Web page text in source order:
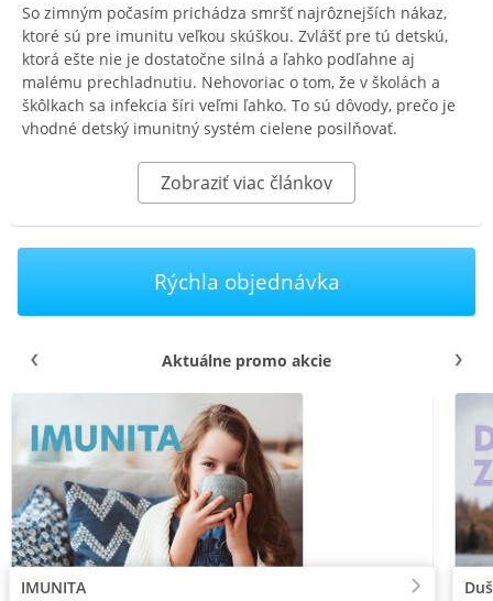
So zimným počasím prichádza smršť najrôznejších nákaz,
ktoré sú pre imunitu veľkou skúškou. Zvlášť pre tú detskú,
ktorá ešte nie je dostatočne silná a ľahko podľahne aj
malému prechladnutiu. Nehovoriac o tom, že v školách a
škôlkach sa infekcia šíri veľmi ľahko. To sú dôvody, prečo je
vhodné detský imunitný systém cielene posilňovať.
Zobraziť viac článkov
Rýchla objednávka
Aktuálne promo akcie
IMUNITA